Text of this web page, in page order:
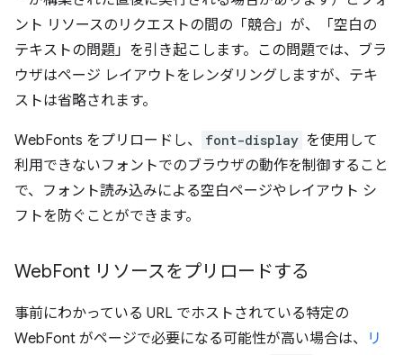
ント リソースのリクエストの間の「競合」が、「空白の
テキストの問題」を引き起こします。この問題では、ブラ
ウザはページ レイアウトをレンダリングしますが、テキ
ストは省略されます。
WebFonts をプリロードし、 font-display を使用して
利用できないフォントでのブラウザの動作を制御すること
で、フォント読み込みによる空白ページやレイアウト シ
フトを防ぐことができます。
WebFont リソースをプリロードする
事前にわかっている URL でホストされている特定の
WebFont がページで必要になる可能性が高い場合は、
リ